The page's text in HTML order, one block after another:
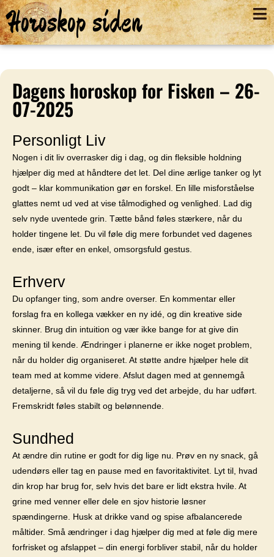
Horoskop siden
Dagens horoskop for Fisken – 26-
07-2025
Personligt Liv
Nogen i dit liv overrasker dig i dag, og din fleksible holdning
hjælper dig med at håndtere det let. Del dine ærlige tanker og lyt
godt – klar kommunikation gør en forskel. En lille misforståelse
glattes nemt ud ved at vise tålmodighed og venlighed. Lad dig
selv nyde uventede grin. Tætte bånd føles stærkere, når du
holder tingene let. Du vil føle dig mere forbundet ved dagenes
ende, især efter en enkel, omsorgsfuld gestus.
Erhverv
Du opfanger ting, som andre overser. En kommentar eller
forslag fra en kollega vækker en ny idé, og din kreative side
skinner. Brug din intuition og vær ikke bange for at give din
mening til kende. Ændringer i planerne er ikke noget problem,
når du holder dig organiseret. At støtte andre hjælper hele dit
team med at komme videre. Afslut dagen med at gennemgå
detaljerne, så vil du føle dig tryg ved det arbejde, du har udført.
Fremskridt føles stabilt og belønnende.
Sundhed
At ændre din rutine er godt for dig lige nu. Prøv en ny snack, gå
udendørs eller tag en pause med en favoritaktivitet. Lyt til, hvad
din krop har brug for, selv hvis det bare er lidt ekstra hvile. At
grine med venner eller dele en sjov historie løsner
spændingerne. Husk at drikke vand og spise afbalancerede
måltider. Små ændringer i dag hjælper dig med at føle dig mere
forfrisket og afslappet – din energi forbliver stabil, når du holder